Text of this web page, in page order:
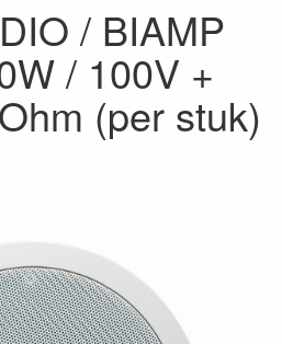
/ BIAMP
/ 100V +
(per stuk)